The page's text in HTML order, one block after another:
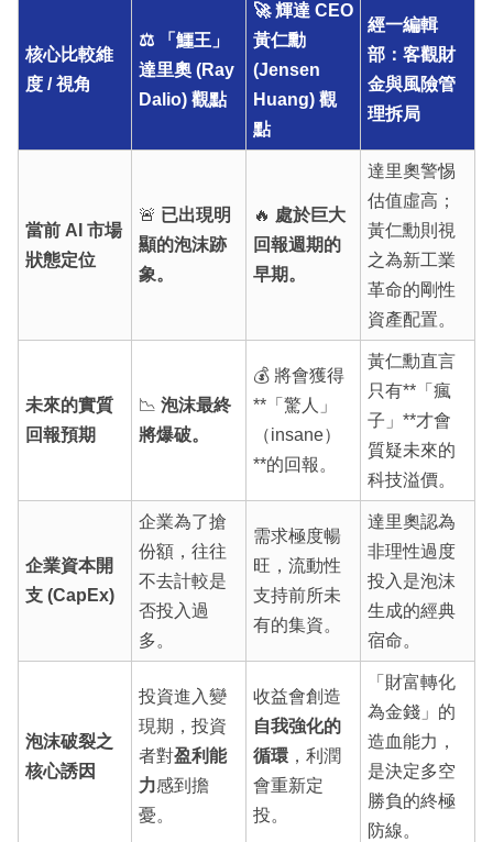
核心比較維
度 / 視角
⚖️ 「鱷王」
達里奧 (Ray
Dalio) 觀點
🚀 輝達 CEO
黃仁勳
(Jensen
Huang) 觀
點
經一編輯
部：客觀財
金與風險管
理拆局
當前 AI 市場
狀態定位
🚨 已出現明
顯的泡沫跡
象。
🔥 處於巨大
回報週期的
早期。
達里奧警惕
估值虛高；
黃仁勳則視
之為新工業
革命的剛性
資產配置。
未來的實質
回報預期
📉 泡沫最終
將爆破。
💰 將會獲得
**「驚人」
（insane）
**的回報。
黃仁勳直言
只有**「瘋
子」**才會
質疑未來的
科技溢價。
企業資本開
支 (CapEx)
企業為了搶
份額，往往
不去計較是
否投入過
多。
需求極度暢
旺，流動性
支持前所未
有的集資。
達里奧認為
非理性過度
投入是泡沫
生成的經典
宿命。
泡沫破裂之
核心誘因
投資進入變
現期，投資
者對盈利能
力感到擔
憂。
收益會創造
自我強化的
循環，利潤
會重新定
投。
「財富轉化
為金錢」的
造血能力，
是決定多空
勝負的終極
防線。